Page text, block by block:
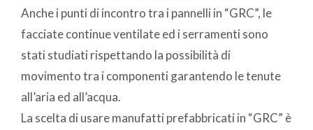
Anche i punti di incontro tra i pannelli in “GRC”, le
facciate continue ventilate ed i serramenti sono
stati studiati rispettando la possibilità di
movimento tra i componenti garantendo le tenute
all’aria ed all’acqua.
La scelta di usare manufatti prefabbricati in “GRC” è